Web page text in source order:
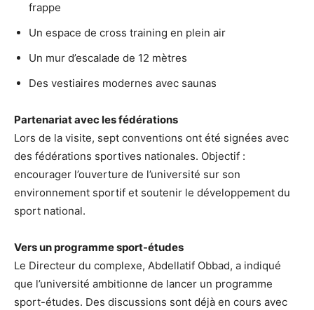
frappe
Un espace de cross training en plein air
Un mur d’escalade de 12 mètres
Des vestiaires modernes avec saunas
Partenariat avec les fédérations
Lors de la visite, sept conventions ont été signées avec
des fédérations sportives nationales. Objectif :
encourager l’ouverture de l’université sur son
environnement sportif et soutenir le développement du
sport national.
Vers un programme sport-études
Le Directeur du complexe, Abdellatif Obbad, a indiqué
que l’université ambitionne de lancer un programme
sport-études. Des discussions sont déjà en cours avec